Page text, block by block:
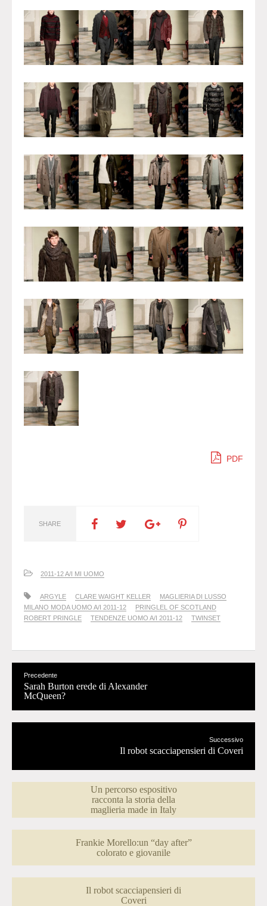
PDF
SHARE
2011-12 A/I MI UOMO
ARGYLE CLARE WAIGHT KELLER
MAGLIERIA DI LUSSO
MILANO MODA UOMO A/I 2011-12
PRINGLEL OF SCOTLAND
ROBERT PRINGLE
TENDENZE UOMO A/I 2011-12 TWINSET
Precedente
Sarah Burton erede di Alexander
McQueen?
Successivo
Il robot scacciapensieri di Coveri
Un percorso espositivo
racconta la storia della
maglieria made in Italy
Frankie Morello:un “day after”
colorato e giovanile
Il robot scacciapensieri di
Coveri